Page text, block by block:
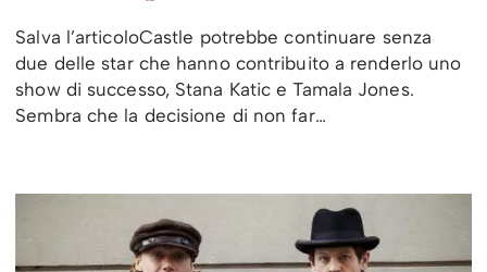
Salva l’articoloCastle potrebbe continuare senza
due delle star che hanno contribuito a renderlo uno
show di successo, Stana Katic e Tamala Jones.
Sembra che la decisione di non far…